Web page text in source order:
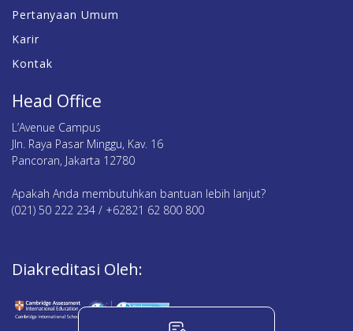
Pertanyaan Umum
Karir
Kontak
Head Office
L’Avenue Campus
Jln. Raya Pasar Minggu, Kav. 16
Pancoran, Jakarta 12780
Apakah Anda membutuhkan bantuan lebih lanjut?
(021) 50 222 234 / +62821 62 800 800
Diakreditasi Oleh: